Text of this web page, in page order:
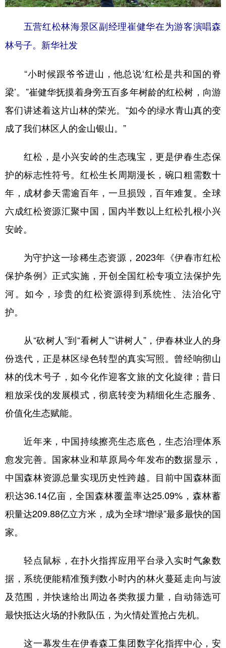
五营红松林海景区副经理崔健华在为游客演唱森
林号子。新华社发
“小时候跟爷爷进山，他总说‘红松是共和国的脊
梁’。”崔健华抚摸着身旁五百多年树龄的红松树，向游
客们讲述着这片山林的荣光。“如今的绿水青山真的变
成了我们林区人的金山银山。”
红松，是小兴安岭的生态瑰宝，更是伊春生态保
护的标志性符号。红松生长周期漫长，碗口粗需数十
年，成材参天需逾百年，一旦损毁，百年难复。全球
六成红松资源汇聚中国，国内半数以上红松扎根小兴
安岭。
为守护这一珍稀生态资源，2023年《伊春市红松
保护条例》正式实施，开创全国红松专项立法保护先
河。如今，珍贵的红松资源得到系统性、法治化守
护。
从“砍树人”到“看树人”“讲树人”，伊春林业人的身
份迭代，正是林区绿色转型的真实写照。曾经响彻山
林的伐木号子，如今化作迎客文旅的文化旋律；昔日
粗放采伐的发展模式，彻底转变为精细化生态服务、
价值化生态赋能。
近年来，中国持续擦亮生态底色，生态治理体系
愈发完善。国家林业和草原局今年发布的数据显示，
中国森林资源总量实现历史性跨越。目前中国森林面
积达36.14亿亩，全国森林覆盖率达25.09%，森林蓄
积量达209.88亿立方米，成为全球“增绿”最多最快的国
家。
轻点鼠标，在扑火指挥应用平台录入实时气象数
据，系统便能精准预判数小时内的林火蔓延走向与波
及范围，并快速给出周边各类救援力量，自动筛选可
最快抵达火场的扑救队伍，为火情处置抢占先机。
这一幕发生在伊春森工集团数字化指挥中心，安